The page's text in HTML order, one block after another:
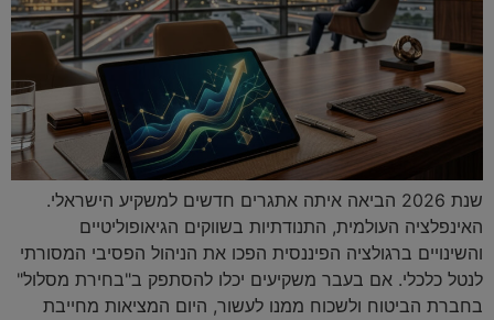
שנת 2026 הביאה איתה אתגרים חדשים למשקיע הישראלי.
האינפלציה העולמית, התנודתיות בשווקים הגיאופוליטיים
והשינויים ברגולציה הפיננסית הפכו את הניהול הפסיבי המסורתי
לנטל כלכלי. אם בעבר משקיעים יכלו להסתפק ב"בחירת מסלול"
בחברת הביטוח ולשכוח ממנו לעשור, היום המציאות מחייבת